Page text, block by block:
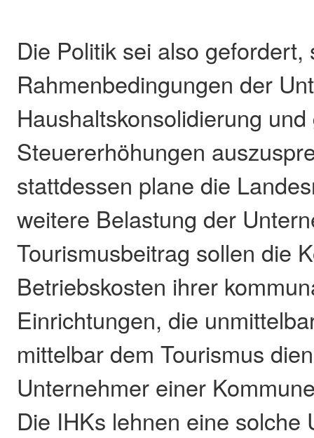
Die Politik sei also
Rahmenbedingungen der
Haushaltskonsolidierung
Steuererhöhungen
stattdessen plane die
weitere Belastung der
Tourismusbeitrag sollen die
Betriebskosten ihrer
Einrichtungen, die
mittelbar dem Tourismus
Unternehmer einer
Die IHKs lehnen eine solche